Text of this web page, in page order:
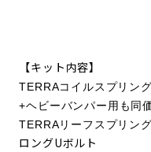
【キット内容】
TERRAコイルスプリン
+ヘビーバンパー用も同
TERRAリーフスプリン
ロングUボルト